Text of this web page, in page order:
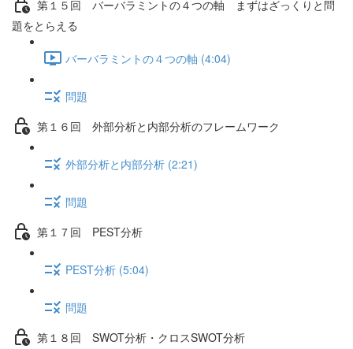
第１５回 バーバラミントの４つの軸 まずはざっくりと問
題をとらえる
バーバラミントの４つの軸 (4:04)
問題
第１６回 外部分析と内部分析のフレームワーク
外部分析と内部分析 (2:21)
問題
第１７回 PEST分析
PEST分析 (5:04)
問題
第１８回 SWOT分析・クロスSWOT分析